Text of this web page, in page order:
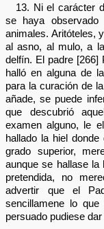
13. Ni el carácter
se haya
animales. Aritóteles,
al asno, al mulo, a
delfín. El padre [266]
halló en alguna de
para la curación de
añade, se puede
que descubrió
examen alguno, le
hallado la hiel
grado superior,
aunque se hallase la
pretendida, no
advertir que el
sencillamene lo
persuado pudiese